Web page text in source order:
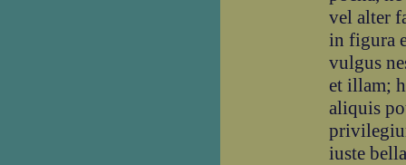
vel alter
in figura
vulgus
et illam;
aliquis
iuste